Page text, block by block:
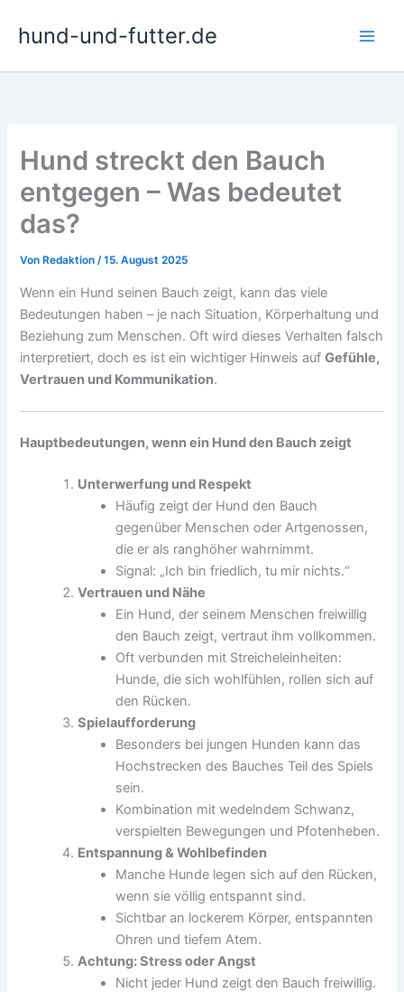
Inhalthund-und-futter.de
Hund streckt den Bauch
entgegen – Was bedeutet
das?
Von Redaktion/15. August 2025
Wenn ein Hund seinen Bauch zeigt, kann das viele
Bedeutungen haben – je nach Situation, Körperhaltung und
Beziehung zum Menschen. Oft wird dieses Verhalten falsch
interpretiert, doch es ist ein wichtiger Hinweis aufGefühle,
Vertrauen und Kommunikation.
Hauptbedeutungen, wenn ein Hund den Bauch zeigt
Unterwerfung und Respekt
Häufig zeigt der Hund den Bauch
gegenüber Menschen oder Artgenossen,
die er als ranghöher wahrnimmt.
Signal: „Ich bin friedlich, tu mir nichts.“
Vertrauen und Nähe
Ein Hund, der seinem Menschen freiwillig
den Bauch zeigt, vertraut ihm vollkommen.
Oft verbunden mit Streicheleinheiten:
Hunde, die sich wohlfühlen, rollen sich auf
den Rücken.
Spielaufforderung
Besonders bei jungen Hunden kann das
Hochstrecken des Bauches Teil des Spiels
sein.
Kombination mit wedelndem Schwanz,
verspielten Bewegungen und Pfotenheben.
Entspannung & Wohlbefinden
Manche Hunde legen sich auf den Rücken,
wenn sie völlig entspannt sind.
Sichtbar an lockerem Körper, entspannten
Ohren und tiefem Atem.
Achtung: Stress oder Angst
Nicht jeder Hund zeigt den Bauch freiwillig.